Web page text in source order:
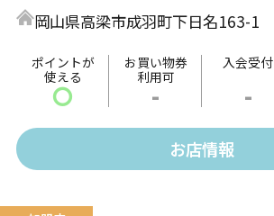
岡山県高梁市成羽町下日名163-1
ポイントが
使える
〇
お買い物券
利用可
-
入会受付
-
お店情報